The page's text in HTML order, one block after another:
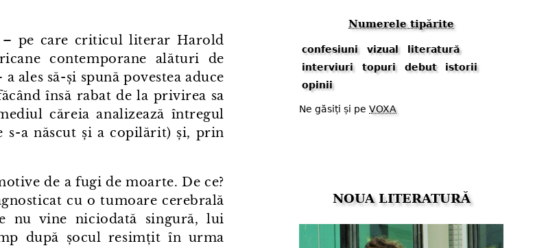
– pe care criticul literar Harold
contemporane alături de
ales să-și spună povestea aduce
însă rabat de la privirea sa
căreia analizează întregul
s⁠-⁠a născut și a copilărit) și, prin
de a fugi de moarte. De ce?
cu o tumoare cerebrală
nu vine niciodată singură, lui
după șocul resimțit în urma
Numerele tipărite
confesiuni vizual
literatură
interviuri
topuri debut
istorii
opinii
Ne găsiți și pe VOXA
NOUA LITERATURĂ